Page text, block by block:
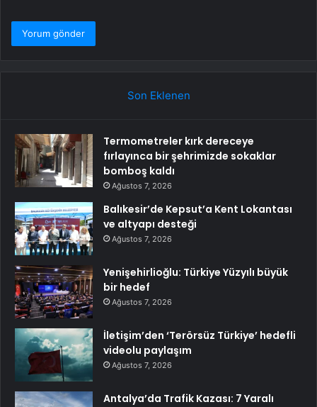
Son Eklenen
Termometreler kırk dereceye
fırlayınca bir şehrimizde sokaklar
bomboş kaldı
Ağustos 7, 2026
Balıkesir’de Kepsut’a Kent Lokantası
ve altyapı desteği
Ağustos 7, 2026
Yenişehirlioğlu: Türkiye Yüzyılı büyük
bir hedef
Ağustos 7, 2026
İletişim’den ‘Terörsüz Türkiye’ hedefli
videolu paylaşım
Ağustos 7, 2026
Antalya’da Trafik Kazası: 7 Yaralı